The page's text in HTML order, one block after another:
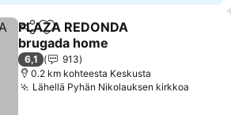
Jaa Lisää suosikkeihin
PLAZA REDONDA
brugada home
Katso hinnat
6,1
913
0.2 km kohteesta Keskusta
Lähellä Pyhän Nikolauksen kirkkoa